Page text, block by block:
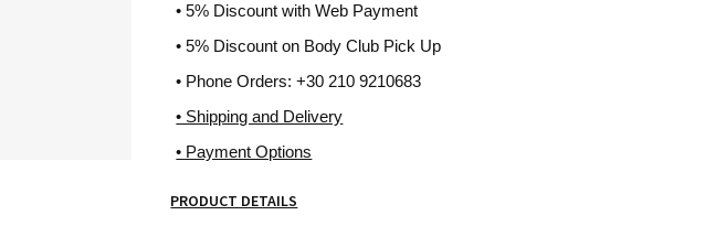
• 5% Discount with Web Payment
• 5% Discount on Body Club Pick Up
• Phone Orders: +30 210 9210683
• Shipping and Delivery
• Payment Options
PRODUCT DETAILS